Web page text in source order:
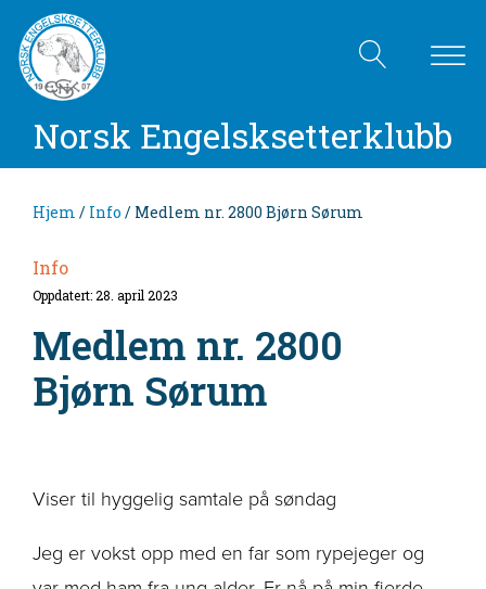
Norsk Engelsksetterklubb
Hjem / Info / Medlem nr. 2800 Bjørn Sørum
Info
Oppdatert: 28. april 2023
Medlem nr. 2800
Bjørn Sørum
Viser til hyggelig samtale på søndag
Jeg er vokst opp med en far som rypejeger og